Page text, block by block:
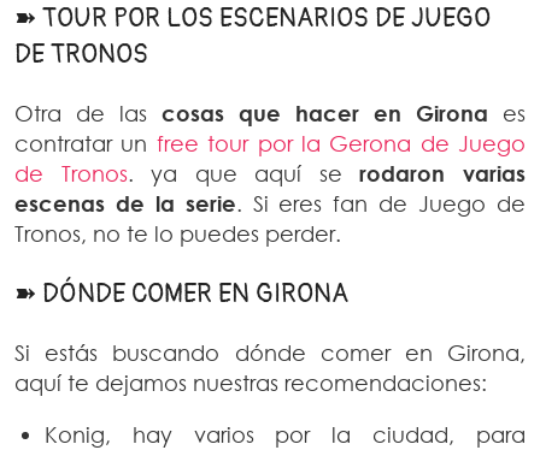
➽ TOUR POR LOS ESCENARIOS DE JUEGO
DE TRONOS
Otra de las cosas que hacer en Girona es
contratar un free tour por la Gerona de Juego
de Tronos. ya que aquí se rodaron varias
escenas de la serie. Si eres fan de Juego de
Tronos, no te lo puedes perder.
➽ DÓNDE COMER EN GIRONA
Si estás buscando dónde comer en Girona,
aquí te dejamos nuestras recomendaciones:
Konig, hay varios por la ciudad, para